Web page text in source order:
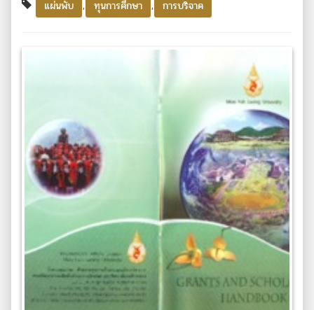
แผ่นพับ
, ทุนการศึกษา , การบริจาค